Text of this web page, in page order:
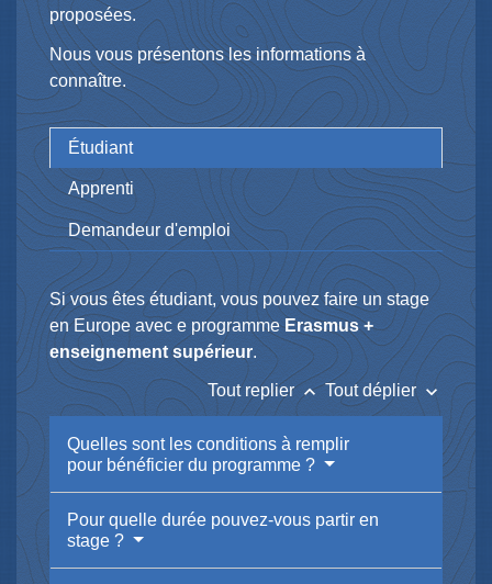
proposées.
Nous vous présentons les informations à
connaître.
Étudiant
Apprenti
Demandeur d'emploi
Si vous êtes étudiant, vous pouvez faire un stage
en Europe avec e programmeErasmus +
enseignement supérieur.
Tout replierkeyboard_arrow_up Tout déplier keyboard_arrow_down
Quelles sont les conditions à remplir
pour bénéficier du programme ?
Pour quelle durée pouvez-vous partir en
stage ?